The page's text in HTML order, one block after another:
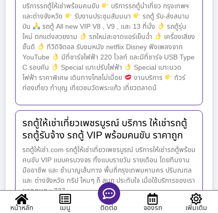
บริการรถตู้ให้เช่าพร้อมคนขับ
บริการรถตู้นำเที่ยว กรุงเทพฯ
และต่างจังหวัด
รับงานประชุมสัมมนา
รถตู้ รับ-ส่งสนาม
บิน
รถตู้ All new VIP V8 , V9 , และ 13 ที่นั่ง
รถตู้รุ่น
ใหม่ ตกแต่งสวยงาม
รถใหม่สะอาดแอร์เย็นฉ่ำ
เครื่องเสียง
ชั้นดี
ทีวีดิจิตอล รับชมหนัง netflix Disney ฟังเพลงจาก
YouTube
มีที่ชาร์จไฟฟ้า 220 โวลท์ และมีที่ชาร์จ USB Type
C รอบคัน
Special เบาะปรับไฟฟ้า
Special เบาะนวด
ไฟฟ้า ราคาพิเศษ เดินทางไกลไม่เมื่อย
งานบริการ
ทัวร์
ท่องเที่ยว ทำบุญ เที่ยวชมวัดพระแก้ว เที่ยวตลาดน้
รถตู้ให้เช่าเที่ยวเพชรบูรณ์ บริการ ให้เช่ารถตู้
รถตู้รับจ้าง รถตู้ VIP พร้อมคนขับ ราคาถูก
รถตู้ให้เช่า.com รถตู้ให้เช่าเที่ยวเพชรบูรณ์ บริการให้เช่ารถตู้พร้อม
คนขับ VIP แบบครบวงจร ทั้งแบบรายวัน รายเดือน โดยทีมงาน
มืออาชีพ และ ชำนาญเส้นทาง พื้นที่กรุงเทพมหานคร ปริมณฑล
และ ต่างจังหวัด ทริป ไหนๆ ก็ สนุก ประทับใจ เมื่อใช้บริการของเรา
ยอดคนดู : 737
หน้าหลัก
เมนู ติดต่อ จองรถ เพิ่มเติม